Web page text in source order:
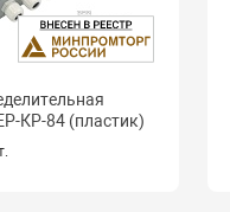
КР-84 (пластик)